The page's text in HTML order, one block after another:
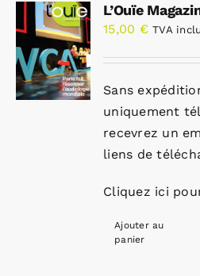
L’Ouïe
15,00 € TVA
Sans
uniquement
recevrez un
liens de
Cliquez ici
Ajouter au
panier